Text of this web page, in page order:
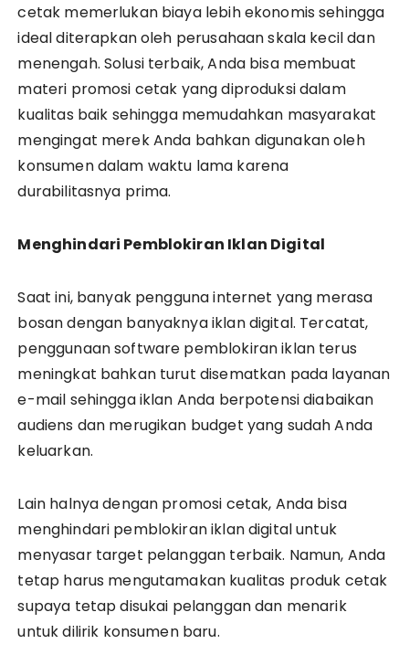
cetak memerlukan biaya lebih ekonomis sehingga
ideal diterapkan oleh perusahaan skala kecil dan
menengah. Solusi terbaik, Anda bisa membuat
materi promosi cetak yang diproduksi dalam
kualitas baik sehingga memudahkan masyarakat
mengingat merek Anda bahkan digunakan oleh
konsumen dalam waktu lama karena
durabilitasnya prima.
Menghindari Pemblokiran Iklan Digital
Saat ini, banyak pengguna internet yang merasa
bosan dengan banyaknya iklan digital. Tercatat,
penggunaan software pemblokiran iklan terus
meningkat bahkan turut disematkan pada layanan
e-mail sehingga iklan Anda berpotensi diabaikan
audiens dan merugikan budget yang sudah Anda
keluarkan.
Lain halnya dengan promosi cetak, Anda bisa
menghindari pemblokiran iklan digital untuk
menyasar target pelanggan terbaik. Namun, Anda
tetap harus mengutamakan kualitas produk cetak
supaya tetap disukai pelanggan dan menarik
untuk dilirik konsumen baru.